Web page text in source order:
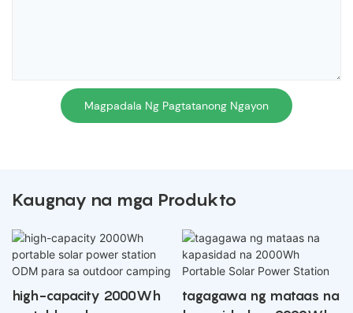
Magpadala Ng Pagtatanong Ngayon
Kaugnay na mga Produkto
high-capacity 2000Wh
tagagawa ng mataas na